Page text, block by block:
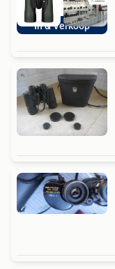
In & Verkoop